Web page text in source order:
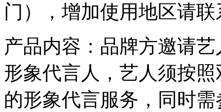
门），增加使用地区请
产品内容：品牌方邀请
形象代言人，艺人须按
的形象代言服务，同时